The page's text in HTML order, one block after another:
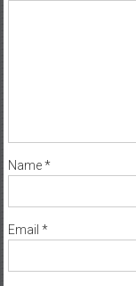
Name*
Email *